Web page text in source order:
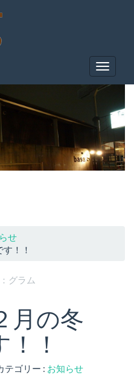
Toggle
せ
！！
グラム
月の冬
！
テゴリー : お知らせ